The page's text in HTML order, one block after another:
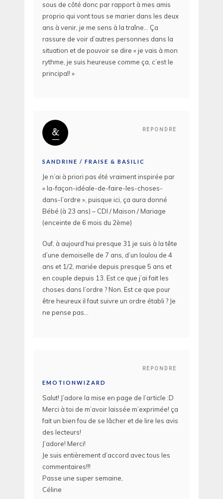
sous de côté donc par rapport à mes amis
proprio qui vont tous se marier dans les deux
ans à venir, je me sens à la traîne… Ça
rassure de voir d’autres personnes dans la
situation et de pouvoir se dire « je vais à mon
rythme, je suis heureuse comme ça, c’est le
principal! »
REPONDRE
SANDRINE / FRAISE & BASILIC
Je n’ai à priori pas été vraiment inspirée par
« la-façon-idéale-de-faire-les-choses-
dans-l’ordre », puisque ici, ça aura donné
Bébé (à 23 ans) – CDI / Maison / Mariage
(enceinte de 6 mois du 2ème)
Ouf, à aujourd’hui presque 31 je suis à la tête
d’une demoiselle de 7 ans, d’un loulou de 4
ans et 1/2, mariée depuis presque 5 ans et
en couple depuis 13. Est ce que j’ai fait les
choses dans l’ordre ? Non. Est ce que pour
être heureux il faut suivre un ordre établi ? Je
ne pense pas…
REPONDRE
EMOTIONWIZARD
Salut! J’adore la mise en page de l’article :D
Merci à toi de m’avoir laissée m’exprimée! ça
fait un bien fou de se lâcher et de lire les avis
des lecteurs!
J’adore! Merci!
Je suis entièrement d’accord avec tous les
commentaires!!!
Passe une super semaine,
Céline